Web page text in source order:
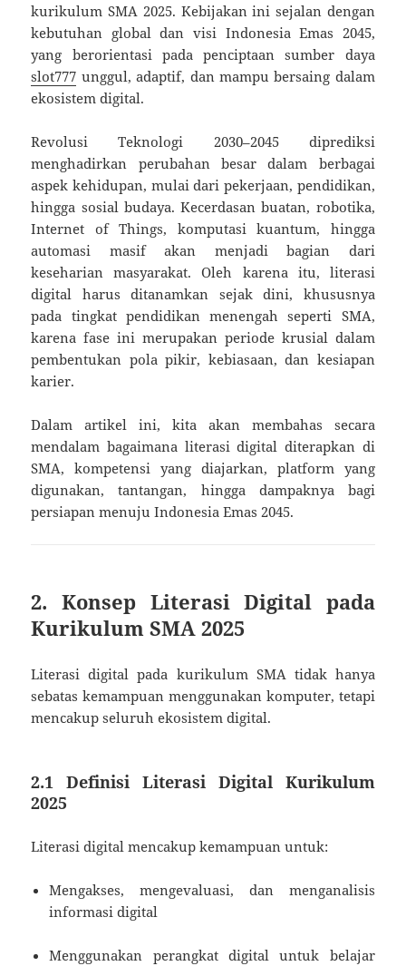
kurikulum SMA 2025. Kebijakan ini sejalan dengan
kebutuhan global dan visi Indonesia Emas 2045,
yang berorientasi pada penciptaan sumber daya
slot777 unggul, adaptif, dan mampu bersaing dalam
ekosistem digital.
Revolusi Teknologi 2030–2045 diprediksi
menghadirkan perubahan besar dalam berbagai
aspek kehidupan, mulai dari pekerjaan, pendidikan,
hingga sosial budaya. Kecerdasan buatan, robotika,
Internet of Things, komputasi kuantum, hingga
automasi masif akan menjadi bagian dari
keseharian masyarakat. Oleh karena itu, literasi
digital harus ditanamkan sejak dini, khususnya
pada tingkat pendidikan menengah seperti SMA,
karena fase ini merupakan periode krusial dalam
pembentukan pola pikir, kebiasaan, dan kesiapan
karier.
Dalam artikel ini, kita akan membahas secara
mendalam bagaimana literasi digital diterapkan di
SMA, kompetensi yang diajarkan, platform yang
digunakan, tantangan, hingga dampaknya bagi
persiapan menuju Indonesia Emas 2045.
2. Konsep Literasi Digital pada
Kurikulum SMA 2025
Literasi digital pada kurikulum SMA tidak hanya
sebatas kemampuan menggunakan komputer, tetapi
mencakup seluruh ekosistem digital.
2.1 Definisi Literasi Digital Kurikulum
2025
Literasi digital mencakup kemampuan untuk:
Mengakses, mengevaluasi, dan menganalisis
informasi digital
Menggunakan perangkat digital untuk belajar